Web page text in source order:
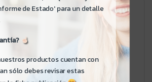
Thinkpad Thinkpad
L14 GEN 2
lees no te quedarán dudas:
de Estado' para un detalle
productos cuentan con
sólo debes revisar estas